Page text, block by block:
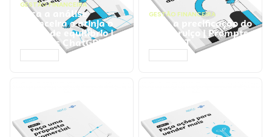
GESTÃO FINANCEIRA
Faça a análise
financeira e atinja o
ponto de equilíbrio |
Prompts ChatGPT
GESTÃO FINANCEIRA
Faça a precificação do
seu serviço | Prompts
ChatGPT